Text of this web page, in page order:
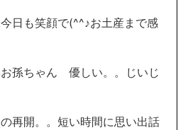
日も笑顔で(^^♪お土産まで感
孫ちゃん 優しい。。じいじ
再開。。短い時間に思い出話